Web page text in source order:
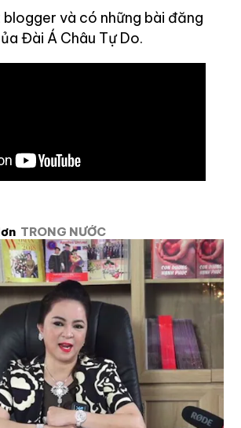
và có những bài đăng
Đài Á Châu Tự Do.
TRONG NƯỚC